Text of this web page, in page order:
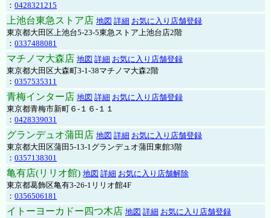
： 0428321215
上池台東急ストア店 地図 詳細 お気に入り店舗登録
東京都大田区上池台5-23-5東急ストア上池台店2階
： 0337488081
マチノマ大森店 地図 詳細 お気に入り店舗登録
東京都大田区大森町3-1-38マチノマ大森2階
： 0357535311
青梅インター店 地図 詳細 お気に入り店舗登録
東京都青梅市新町６-１６-１１
： 0428339031
グランデュオ蒲田店 地図 詳細 お気に入り店舗登録
東京都大田区蒲田5-13-1グランデュオ蒲田東館3階
： 0357138301
亀有店(リリオ館) 地図 詳細 お気に入り店舗解除
東京都葛飾区亀有3-26-1リリオ館4F
： 0356506181
イトーヨーカドー四つ木店 地図 詳細 お気に入り店舗登録